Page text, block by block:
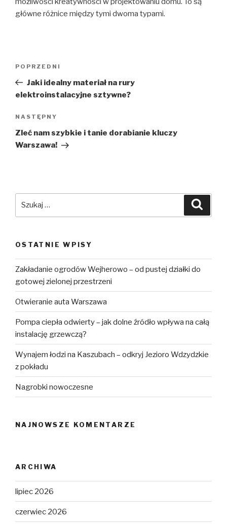
główne różnice między tymi dwoma typami.
Poprzedni
wpis
POPRZEDNI
Jaki idealny materiał na rury
elektroinstalacyjne sztywne?
Następny
wpis
NASTĘPNY
Zleć nam szybkie i tanie dorabianie kluczy
Warszawa!
OSTATNIE WPISY
Zakładanie ogrodów Wejherowo – od pustej działki do
gotowej zielonej przestrzeni
Otwieranie auta Warszawa
Pompa ciepła odwierty – jak dolne źródło wpływa na całą
instalację grzewczą?
Wynajem łodzi na Kaszubach – odkryj Jezioro Wdzydzkie
z pokładu
Nagrobki nowoczesne
NAJNOWSZE KOMENTARZE
ARCHIWA
lipiec 2026
czerwiec 2026